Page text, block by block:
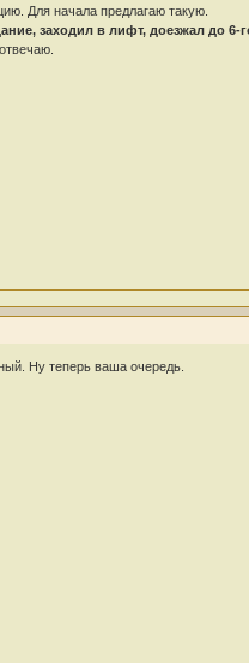
Для начала предлагаю такую.
заходил в лифт, доезжал до
Ну теперь ваша очередь.